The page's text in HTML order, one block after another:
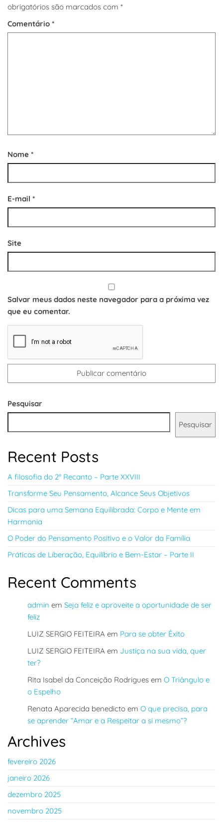
obrigatórios são marcados com *
Comentário *
Nome *
E-mail *
Site
Salvar meus dados neste navegador para a próxima vez
que eu comentar.
Pesquisar
Pesquisar
Recent Posts
A filosofia do 2° Recanto – Parte XXVIII
Transforme Seu Pensamento, Alcance Seus Objetivos
Dicas para uma Semana Equilibrada: Corpo e Mente em
Harmonia
O Poder do Pensamento Positivo e o Valor da Família
Práticas de Liberação, Equilíbrio e Bem-Estar – Parte II
Recent Comments
admin em Seja feliz e aproveite a oportunidade de ser
feliz
LUIZ SERGIO FEITEIRA em Para se obter Êxito
LUIZ SERGIO FEITEIRA em Justiça na sua vida, quer
ter?
Rita Isabel da Conceição Rodrigues em O Triângulo e
o Espelho
Renata Aparecida benedicto em O que precisa, para
se aprender “Amar e a Respeitar a si mesmo”?
Archives
fevereiro 2026
janeiro 2026
dezembro 2025
novembro 2025